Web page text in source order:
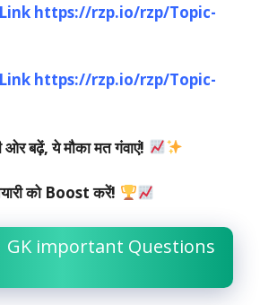
https://rzp.io/rzp/Topic-
https://rzp.io/rzp/Topic-
बढ़ें, ये मौका मत गंवाएं!
को Boost करें!
GK important Questions